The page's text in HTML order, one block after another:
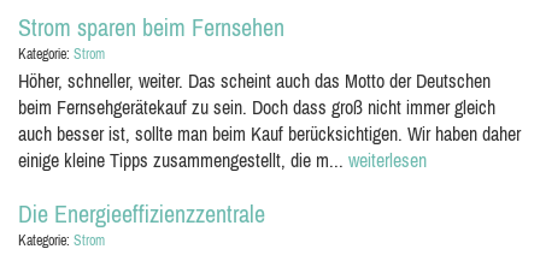
Strom sparen beim Fernsehen
Kategorie: Strom
Höher, schneller, weiter. Das scheint auch das Motto der Deutschen
beim Fernsehgerätekauf zu sein. Doch dass groß nicht immer gleich
auch besser ist, sollte man beim Kauf berücksichtigen. Wir haben daher
einige kleine Tipps zusammengestellt, die m... weiterlesen
Die Energieeffizienzzentrale
Kategorie: Strom